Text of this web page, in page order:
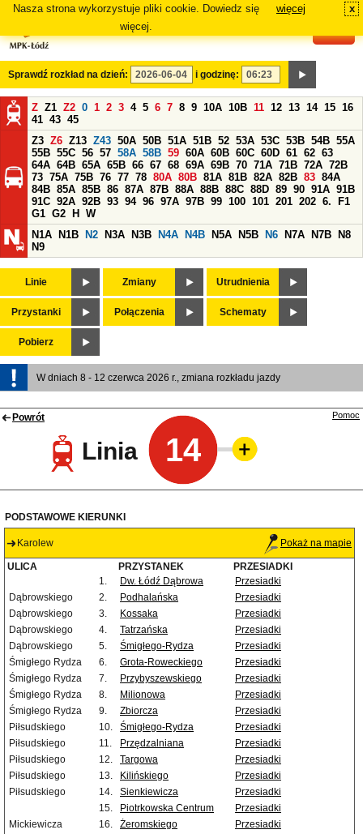
Nasza strona wykorzystuje pliki cookie. Dowiedz się
więcej.
więcej x
Sprawdź rozkład na dzień: i godzinę:
Z Z1 Z2 0 1 2 3 4 5 6 7 8 9 10A 10B 11 12 13 14 15 16
41 43 45
Z3 Z6 Z13 Z43 50A 50B 51A 51B 52 53A 53C 53B 54B 55A
55B 55C 56 57 58A 58B 59 60A 60B 60C 60D 61 62 63
64A 64B 65A 65B 66 67 68 69A 69B 70 71A 71B 72A 72B
73 75A 75B 76 77 78 80A 80B 81A 81B 82A 82B 83 84A
84B 85A 85B 86 87A 87B 88A 88B 88C 88D 89 90 91A 91B
91C 92A 92B 93 94 96 97A 97B 99 100 101 201 202 6.
F1
G1 G2 H
W
N1A
N1B N2 N3A N3B N4A N4B N5A N5B N6 N7A N7B
N8
N9
Linie Zmiany Utrudnienia
Przystanki Połączenia Schematy
Pobierz
W dniach 8 - 12 czerwca 2026 r., zmiana rozkładu jazdy
Powrót
Linia 14
Pomoc
PODSTAWOWE KIERUNKI
Karolew Pokaż na mapie
ULICA PRZYSTANEK
PRZESIADKI
1.
Dw. Łódź Dąbrowa
Przesiadki
Dąbrowskiego
2. Podhalańska
Przesiadki
Dąbrowskiego
3. Kossaka
Przesiadki
Dąbrowskiego
4. Tatrzańska
Przesiadki
Dąbrowskiego
5. Śmigłego-Rydza
Przesiadki
Śmigłego Rydza
6. Grota-Roweckiego
Przesiadki
Śmigłego Rydza
7. Przybyszewskiego
Przesiadki
Śmigłego Rydza
8. Milionowa
Przesiadki
Śmigłego Rydza
9. Zbiorcza
Przesiadki
Piłsudskiego
10. Śmigłego-Rydza
Przesiadki
Piłsudskiego
11. Przędzalniana
Przesiadki
Piłsudskiego
12. Targowa
Przesiadki
Piłsudskiego
13. Kilińskiego
Przesiadki
Piłsudskiego
14. Sienkiewicza
Przesiadki
15.
Piotrkowska Centrum
Przesiadki
Mickiewicza
16. Żeromskiego
Przesiadki